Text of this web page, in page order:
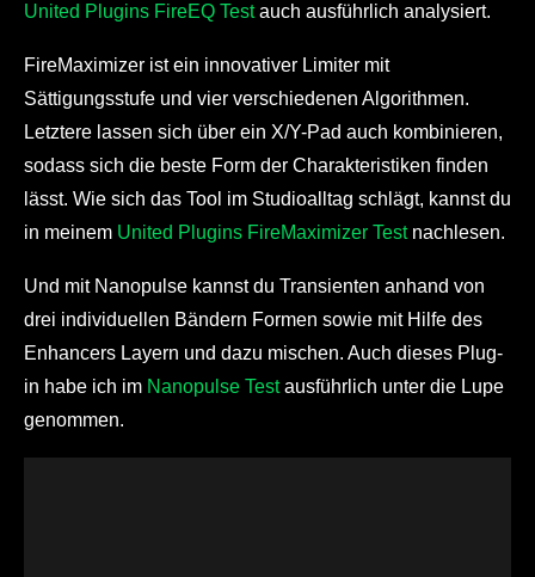
United Plugins FireEQ Testauch ausführlich analysiert.
FireMaximizer ist ein innovativer Limiter mit
Sättigungsstufe und vier verschiedenen Algorithmen.
Letztere lassen sich über ein X/Y-Pad auch kombinieren,
sodass sich die beste Form der Charakteristiken finden
lässt. Wie sich das Tool im Studioalltag schlägt, kannst du
in meinem United Plugins FireMaximizer Testnachlesen.
Und mit Nanopulse kannst du Transienten anhand von
drei individuellen Bändern Formen sowie mit Hilfe des
Enhancers Layern und dazu mischen. Auch dieses Plug-
in habe ich im Nanopulse Testausführlich unter die Lupe
genommen.